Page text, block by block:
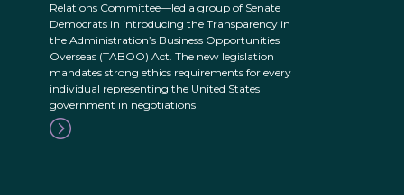
Relations Committee—led a group of Senate
Democrats in introducing the Transparency in
the Administration’s Business Opportunities
Overseas (TABOO) Act. The new legislation
mandates strong ethics requirements for every
individual representing the United States
government in negotiations